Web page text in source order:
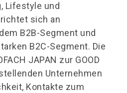
Lifestyle und
sich an
B2B-Segment und
B2C-Segment. Die
JAPAN zur GOOD
Unternehmen
Kontakte zum